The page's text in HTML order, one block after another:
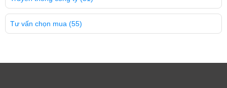
Tư vấn chọn mua (55)